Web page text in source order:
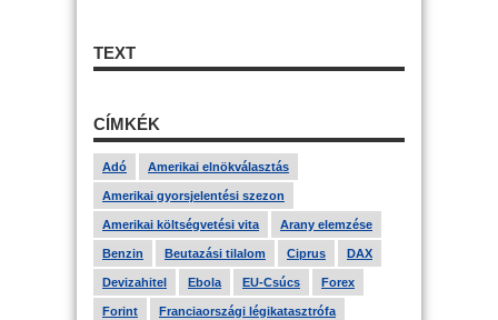
TEXT
CÍMKÉK
Adó Amerikai elnökválasztás
Amerikai gyorsjelentési szezon
Amerikai költségvetési vita Arany elemzése
Benzin Beutazási tilalom Ciprus DAX
Devizahitel Ebola EU-Csúcs Forex
Forint Franciaországi légikatasztrófa